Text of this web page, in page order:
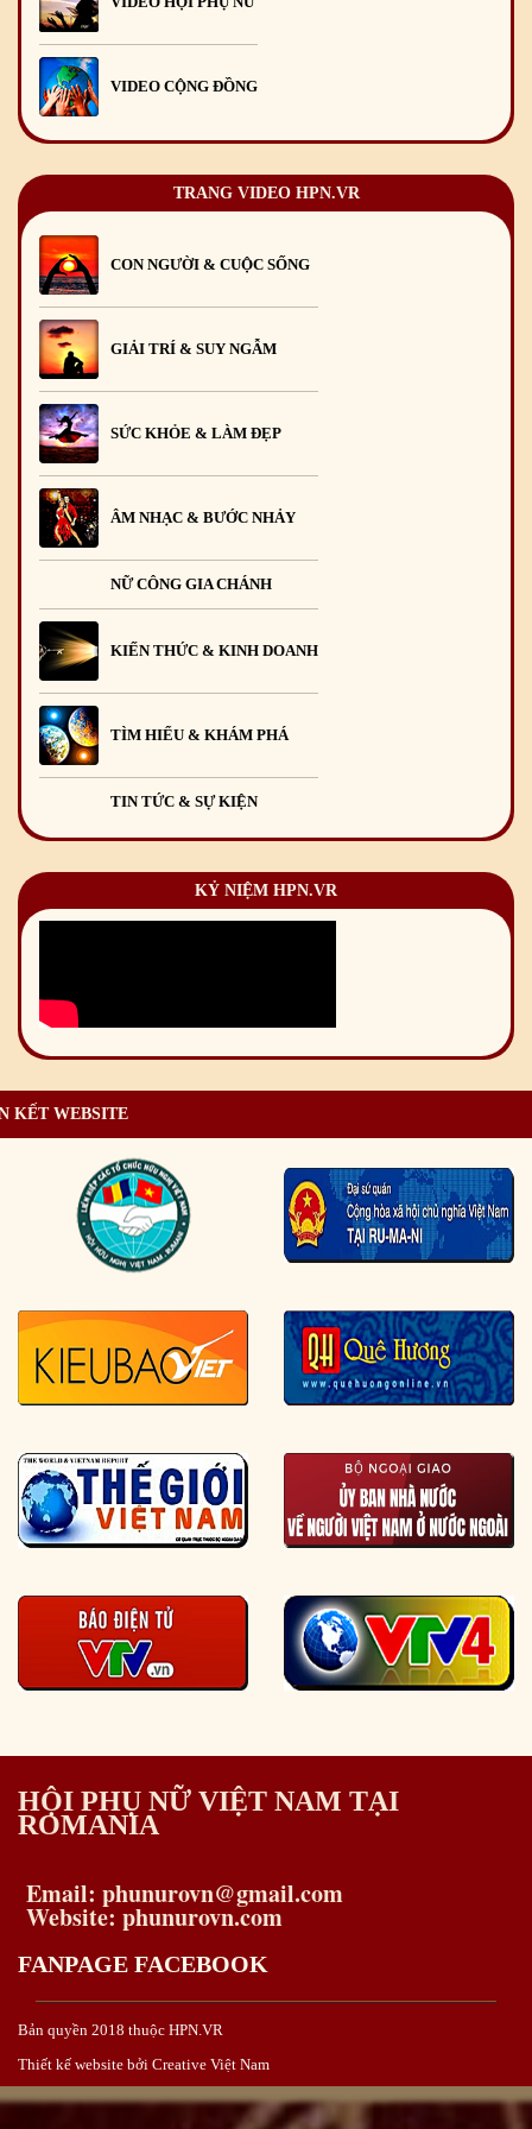
VIDEO CỘNG ĐỒNG
TRANG VIDEO HPN.VR
CON NGƯỜI & CUỘC SỐNG
GIẢI TRÍ & SUY NGẪM
SỨC KHỎE & LÀM ĐẸP
ÂM NHẠC & BƯỚC NHẢY
NỮ CÔNG GIA CHÁNH
KIẾN THỨC & KINH DOANH
TÌM HIỂU & KHÁM PHÁ
TIN TỨC & SỰ KIỆN
KỶ NIỆM HPN.VR
KẾT WEBSITE
HỘI PHỤ NỮ VIỆT NAM TẠI
ROMANIA
Email: phunurovn@gmail.com
Website: phunurovn.com
FANPAGE FACEBOOK
Bản quyền 2018 thuộc HPN.VR
Thiết kế website bởi Creative Việt Nam